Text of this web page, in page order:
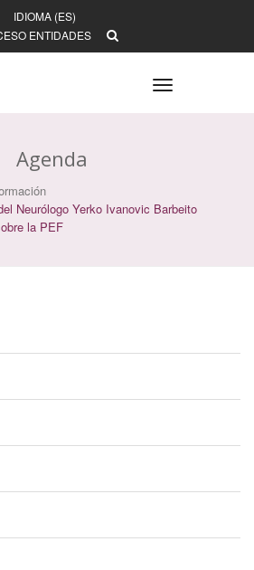
IDIOMA (ES)
ENTIDADES
Toggle
Agenda
Neurólogo Yerko Ivanovic Barbeito
la PEF